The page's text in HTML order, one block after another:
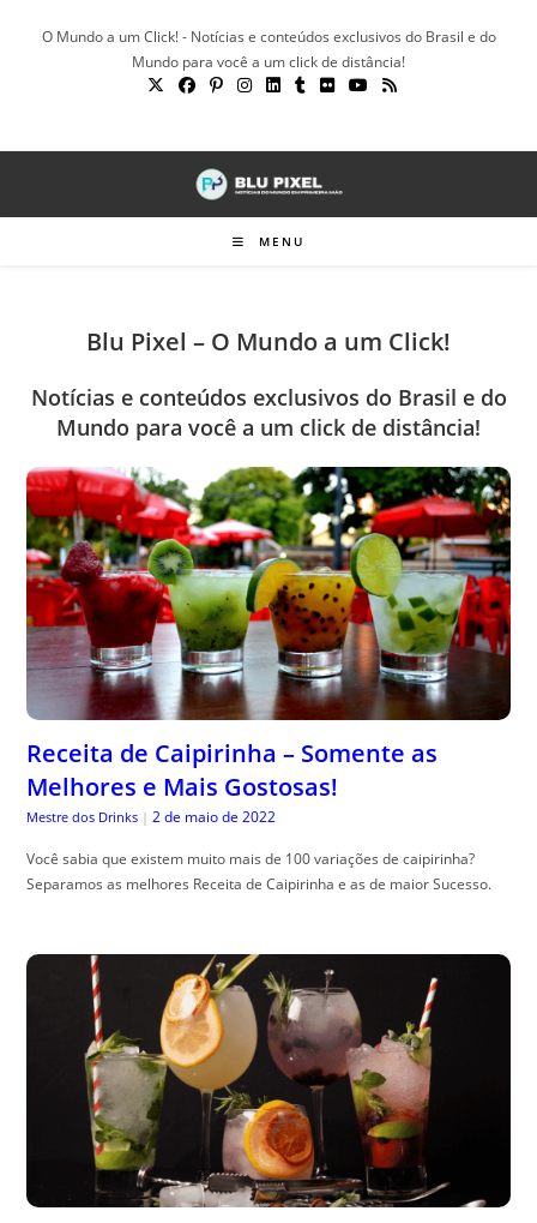
O Mundo a um Click! - Notícias e conteúdos exclusivos do Brasil e do
Mundo para você a um click de distância!
MENU
Blu Pixel – O Mundo a um Click!
Notícias e conteúdos exclusivos do Brasil e do
Mundo para você a um click de distância!
Receita de Caipirinha – Somente as
Melhores e Mais Gostosas!
Mestre dos Drinks | 2 de maio de 2022
Você sabia que existem muito mais de 100 variações de caipirinha?
Separamos as melhores Receita de Caipirinha e as de maior Sucesso.